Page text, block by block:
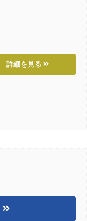
詳細を見る